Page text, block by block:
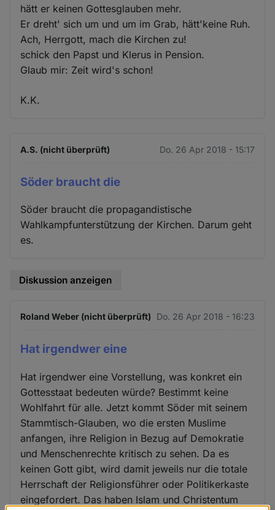
hätt er keinen Gottesglauben mehr.
Er dreht' sich um und um im Grab, hätt'keine Ruh.
Ach, Herrgott, mach die Kirchen zu!
schick den Papst und Klerus in Pension.
Glaub mir: Zeit wird's schon!
K.K.
A.S. (nicht überprüft) Do. 26 Apr 2018 - 15:17
Söder braucht die
Söder braucht die propagandistische
Wahlkampfunterstützung der Kirchen. Darum geht
es.
Diskussion anzeigen
Roland Weber (nicht überprüft) Do. 26 Apr 2018 - 16:23
Hat irgendwer eine
Hat irgendwer eine Vorstellung, was konkret ein
Gottesstaat bedeuten würde? Bestimmt keine
Wohlfahrt für alle. Jetzt kommt Söder mit seinem
Stammtisch-Glauben, wo die ersten Muslime
anfangen, ihre Religion in Bezug auf Demokratie
und Menschenrechte kritisch zu sehen. Da es
keinen Gott gibt, wird damit jeweils nur die totale
Herrschaft der Religionsführer oder Politikerkaste
eingefordert. Das haben Islam und Christentum